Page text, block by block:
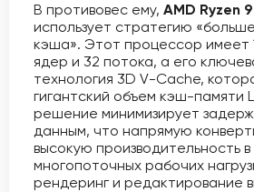
В противовес ему, AMD Ryzen
использует стратегию
кэша». Этот процессор имеет
ядер и 32 потока, а его
технология 3D V-Cache,
гигантский объем кэш-памяти
решение минимизирует
данным, что напрямую
высокую производительность в
многопоточных рабочих
рендеринг и редактирование